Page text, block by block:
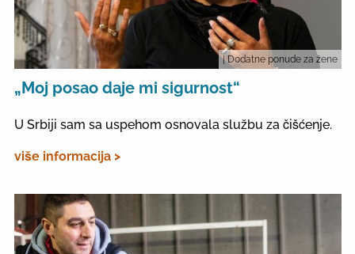
| Dodatne ponude za žene
„Moj posao daje mi sigurnost“
U Srbiji sam sa uspehom osnovala službu za čišćenje.
više informacija >